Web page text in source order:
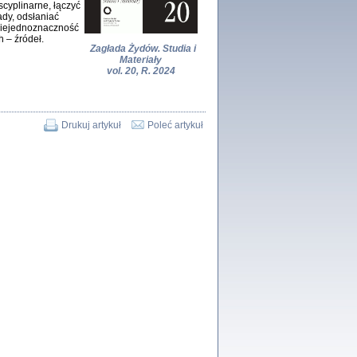
Zagłada Żydów.
Studia i Materiały
nr 18, R. 2022
Warszawa 2022
łączyć
odsłaniać
– źródeł.
Zagłada Żydów. Studia i
Materiały
vol. 20, R. 2024
Drukuj artykuł Poleć artykuł